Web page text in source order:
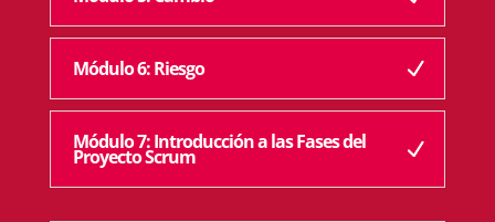
Módulo 6: Riesgo
Módulo 7: Introducción a las Fases del
Proyecto Scrum